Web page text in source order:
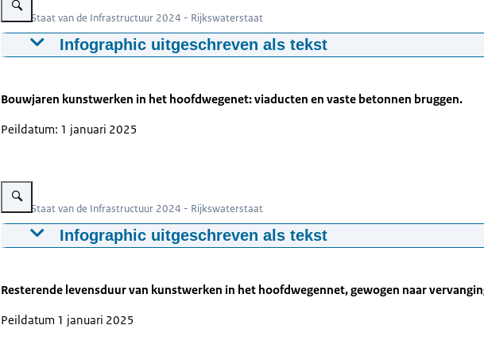
Beeld: Staat van de Infrastructuur 2024 - Rijkswaterstaat
Infographic uitgeschreven als tekst
Veel kunstwerken zijn aangelegd in de periode 1960–1980. In deze jaren werden
bruggen en beweegbare bruggen gebouwd. Ook in de periode 1970–1980 is een
Bouwjaren kunstwerken in het hoofdwegenet: viaducten en vaste betonnen bruggen.
Peildatum: 1 januari 2025
Vergroot afbeelding Infographic: Zie de onderstaande tekst voor informatie
Beeld: Staat van de Infrastructuur 2024 - Rijkswaterstaat
Infographic uitgeschreven als tekst
zijn veel kunstwerken aangelegd. In deze periode werden 725 viaducten en 171
Resterende levensduur van kunstwerken in het hoofdwegennet, gewogen naar
Peildatum 1 januari 2025